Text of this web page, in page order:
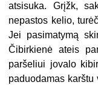
atsisuka. Grįžk,
nepastos kelio,
Jei pasimatymą
Čibirkienė ateis
paršeliui jovalo
paduodamas